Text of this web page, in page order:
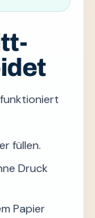
füllen.
Druck
Papier